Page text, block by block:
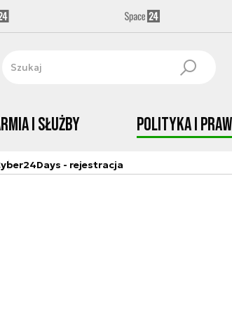
i Służby Polityka i
- rejestracja